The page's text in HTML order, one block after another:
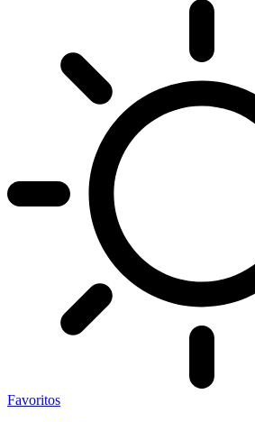
Favoritos